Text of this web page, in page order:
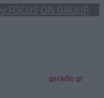
FOCUS ON GROUP
gpradio.gr